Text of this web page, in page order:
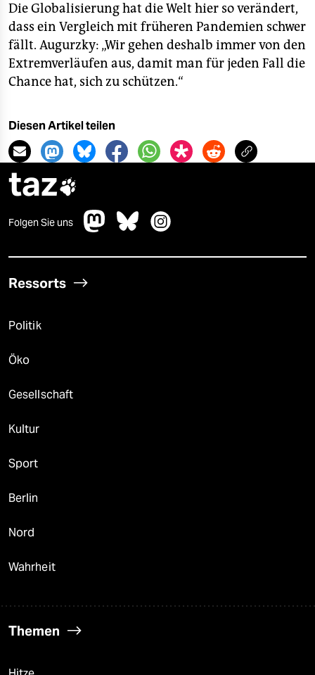
Die Globalisierung hat die Welt hier so verändert,
dass ein Vergleich mit früheren Pandemien schwer
fällt. Augurzky: „Wir gehen deshalb immer von den
Extremverläufen aus, damit man für jeden Fall die
Chance hat, sich zu schützen.“
Diesen Artikel teilen
taz
Folgen Sie uns
Ressorts
Politik
Öko
Gesellschaft
Kultur
Sport
Berlin
Nord
Wahrheit
Themen